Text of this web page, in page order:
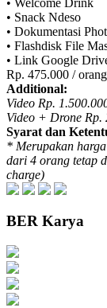
• Snack Ndeso
• Dokumentasi
• Flashdisk File
• Link Google
Rp. 475.000 / orang
Additional:
Video Rp.
Video + Drone Rp.
Syarat dan
* Merupakan
dari 4 orang tetap
charge)
BER Karya